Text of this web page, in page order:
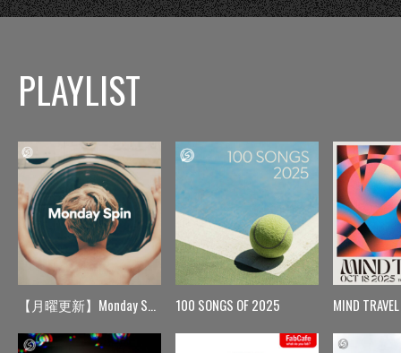
PLAYLIST
【月曜更新】Monday Spin 100 SONGS OF 2025 MIND TRAVEL